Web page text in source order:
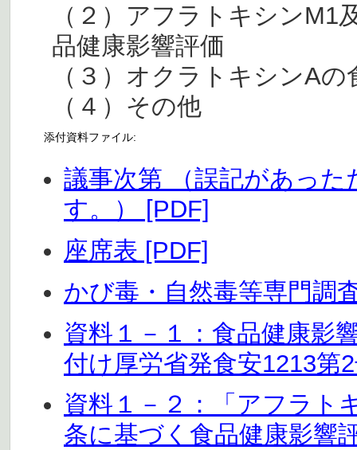
（２）アフラトキシン
品健康影響評価
（３）オクラトキシンA
（４）その他
添付資料ファイル:
議事次第 （誤記があっ
す。） [PDF]
座席表 [PDF]
かび毒・自然毒等専門調
資料１－１：食品健康影
付け厚労省発食安1213第
資料１－２：「アフラト
条に基づく食品健康影響